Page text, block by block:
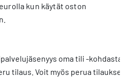
kun käytät oston
oma tili -kohdasta.
tilaus. Voit myös perua